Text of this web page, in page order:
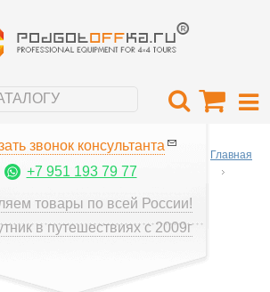
звонок консультанта
+7 951 193 79 77
товары по всей России!
в путешествиях с 2009г
Главная